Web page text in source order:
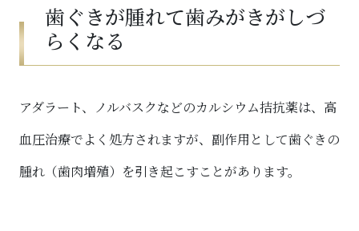
歯ぐきが腫れて歯みがきがしづ
らくなる
アダラート、ノルバスクなどのカルシウム拮抗薬は、高
血圧治療でよく処方されますが、副作用として歯ぐきの
腫れ（歯肉増殖）を引き起こすことがあります。